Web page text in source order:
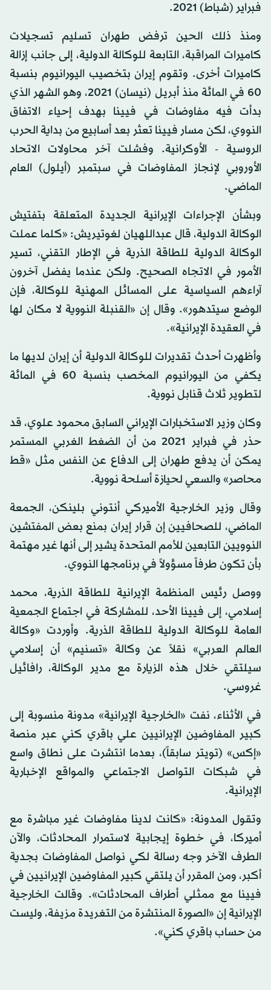
فبراير (شباط) 2021.
ومنذ ذلك الحين ترفض طهران تسليم تسجيلات
كاميرات المراقبة، التابعة للوكالة الدولية، إلى جانب إزالة
كاميرات أخرى. وتقوم إيران بتخصيب اليورانيوم بنسبة
60 في المائة منذ أبريل (نيسان) 2021، وهو الشهر الذي
بدأت فيه مفاوضات في فيينا بهدف إحياء الاتفاق
النووي، لكن مسار فيينا تعثر بعد أسابيع من بداية الحرب
الروسية - الأوكرانية. وفشلت آخر محاولات الاتحاد
الأوروبي لإنجاز المفاوضات في سبتمبر (أيلول) العام
الماضي.
وبشأن الإجراءات الإيرانية الجديدة المتعلقة بتفتيش
الوكالة الدولية، قال عبداللهيان لغوتيريش: «كلما عملت
الوكالة الدولية للطاقة الذرية في الإطار التقني، تسير
الأمور في الاتجاه الصحيح. ولكن عندما يفضل آخرون
آراءهم السياسية على المسائل المهنية للوكالة، فإن
الوضع سيتدهور». وقال إن «القنبلة النووية لا مكان لها
في العقيدة الإيرانية».
وأظهرت أحدث تقديرات للوكالة الدولية أن إيران لديها ما
يكفي من اليورانيوم المخصب بنسبة 60 في المائة
لتطوير ثلاث قنابل نووية.
وكان وزير الاستخبارات الإيراني السابق محمود علوي، قد
حذر في فبراير 2021 من أن الضغط الغربي المستمر
يمكن أن يدفع طهران إلى الدفاع عن النفس مثل «قط
محاصر» والسعي لحيازة أسلحة نووية.
وقال وزير الخارجية الأميركي أنتوني بلينكن، الجمعة
الماضي، للصحافيين إن قرار إيران بمنع بعض المفتشين
النوويين التابعين للأمم المتحدة يشير إلى أنها غير مهتمة
بأن تكون طرفاً مسؤولاً في برنامجها النووي.
ووصل رئيس المنظمة الإيرانية للطاقة الذرية، محمد
إسلامي، إلى فيينا الأحد، للمشاركة في اجتماع الجمعية
العامة للوكالة الدولية للطاقة الذرية. وأوردت «وكالة
العالم العربي» نقلاً عن وكالة «تسنيم» أن إسلامي
سيلتقي خلال هذه الزيارة مع مدير الوكالة، رافائيل
غروسي.
في الأثناء، نفت «الخارجية الإيرانية» مدونة منسوبة إلى
كبير المفاوضين الإيرانيين علي باقري كني عبر منصة
«إكس» (تويتر سابقاً)، بعدما انتشرت على نطاق واسع
في شبكات التواصل الاجتماعي والمواقع الإخبارية
الإيرانية.
وتقول المدونة: «كانت لدينا مفاوضات غير مباشرة مع
أميركا، في خطوة إيجابية لاستمرار المحادثات، والآن
الطرف الآخر وجه رسالة لكي نواصل المفاوضات بجدية
أكبر، ومن المقرر أن يلتقي كبير المفاوضين الإيرانيين في
فيينا مع ممثلي أطراف المحادثات». وقالت الخارجية
الإيرانية إن «الصورة المنتشرة من التغريدة مزيفة، وليست
من حساب باقري كني».